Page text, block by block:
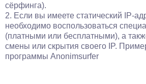
сёрфинга).
2. Если вы имеете статический IP-
необходимо воспользоваться
(платными или бесплатными), а
смены или скрытия своего IP.
программы Anonimsurfer